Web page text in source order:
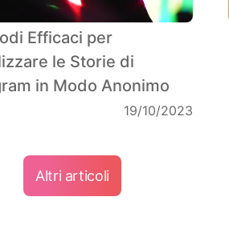
Efficaci per
le Storie di
in Modo Anonimo
19/10/2023
Altri articoli